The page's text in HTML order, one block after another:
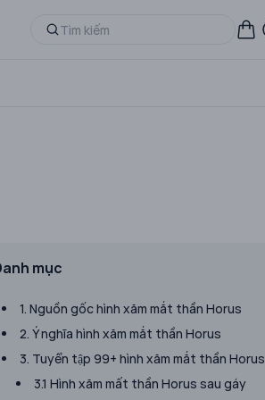
mục
1. Nguồn gốc hình xăm mắt thần Horus
2. Ý nghĩa hình xăm mắt thần Horus
3. Tuyển tập 99+ hình xăm mắt thần Horus
3.1 Hình xăm mất thần Horus sau gáy